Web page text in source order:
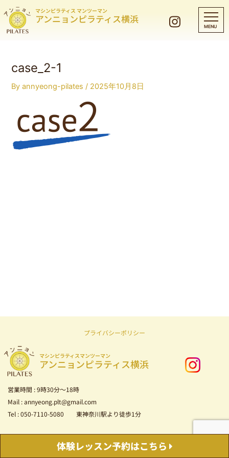
マシンピラティス マンツーマン
アンニョンピラティス横浜
体験レッスン予約はこちら
case_2-1
Byannyeong-pilates / 2025年10月8日
プライバシーポリシー
マシンピラティスマンツーマン
アンニョンピラティス横浜
営業時間 : 9時30分～18時
Mail : annyeong.plt@gmail.com
Tel : 050-7110-5080 東神奈川駅より徒歩1分
Copyright © 2026 マシンピラティス マンツーマン アンニョンピラティス横浜